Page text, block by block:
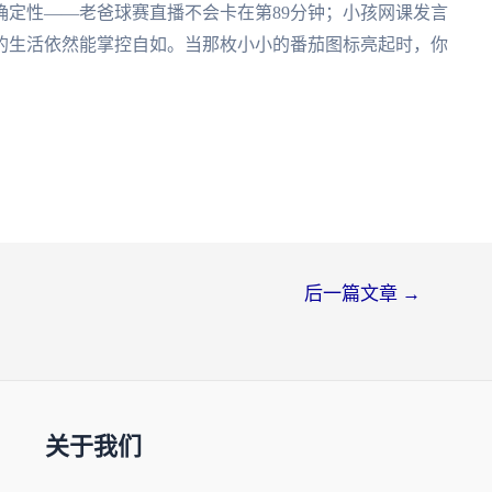
定性——老爸球赛直播不会卡在第89分钟；小孩网课发言
活依然能掌控自如。当那枚小小的番茄图标亮起时，你
后一篇文章 →
关于我们